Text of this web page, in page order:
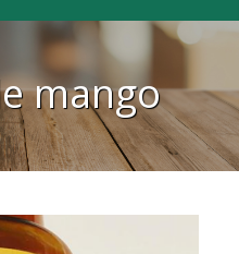
mango